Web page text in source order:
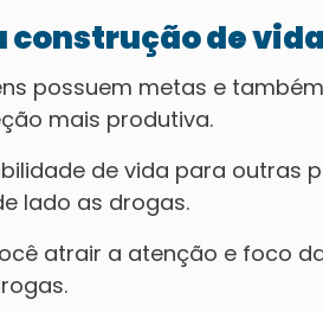
construção de vida
possuem metas e
mais produtiva.
de vida para outras
lado as drogas.
atrair a atenção e foco